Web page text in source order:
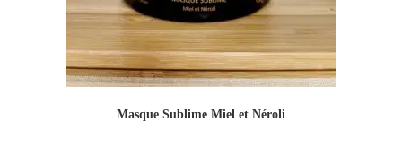
Masque Sublime Miel et Néroli